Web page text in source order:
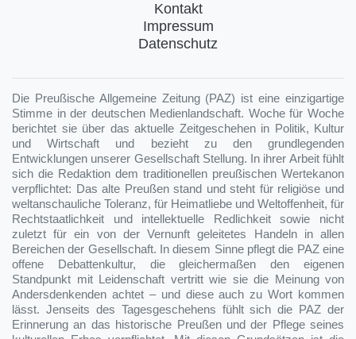
Kontakt
Impressum
Datenschutz
Die Preußische Allgemeine Zeitung (PAZ) ist eine einzigartige
Stimme in der deutschen Medienlandschaft. Woche für Woche
berichtet sie über das aktuelle Zeitgeschehen in Politik, Kultur
und Wirtschaft und bezieht zu den grundlegenden
Entwicklungen unserer Gesellschaft Stellung. In ihrer Arbeit fühlt
sich die Redaktion dem traditionellen preußischen Wertekanon
verpflichtet: Das alte Preußen stand und steht für religiöse und
weltanschauliche Toleranz, für Heimatliebe und Weltoffenheit, für
Rechtstaatlichkeit und intellektuelle Redlichkeit sowie nicht
zuletzt für ein von der Vernunft geleitetes Handeln in allen
Bereichen der Gesellschaft. In diesem Sinne pflegt die PAZ eine
offene Debattenkultur, die gleichermaßen den eigenen
Standpunkt mit Leidenschaft vertritt wie sie die Meinung von
Andersdenkenden achtet – und diese auch zu Wort kommen
lässt. Jenseits des Tagesgeschehens fühlt sich die PAZ der
Erinnerung an das historische Preußen und der Pflege seines